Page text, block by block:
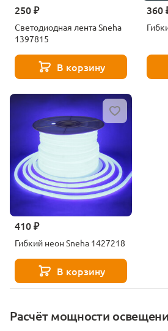
Расчёт мощности
250 ₽
Светодиодная лента Sneha
1397815
В корзину
360
410 ₽
Гибкий неон Sneha 1427218
В корзину